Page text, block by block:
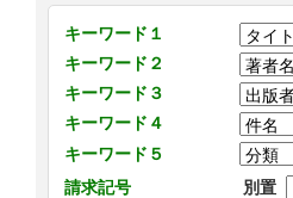
キーワード１
キーワード２
キーワード３
キーワード４
キーワード５
請求記号
別置